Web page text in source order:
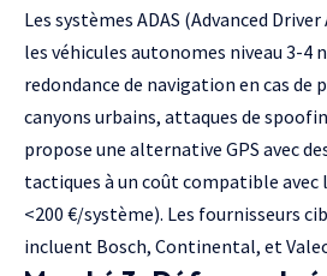
Les systèmes ADAS (Advanced
les véhicules autonomes niveau 3-4
redondance de navigation en cas de
canyons urbains, attaques de
propose une alternative GPS avec
tactiques à un coût compatible
<200 €/système). Les fournisseurs
incluent Bosch, Continental, et